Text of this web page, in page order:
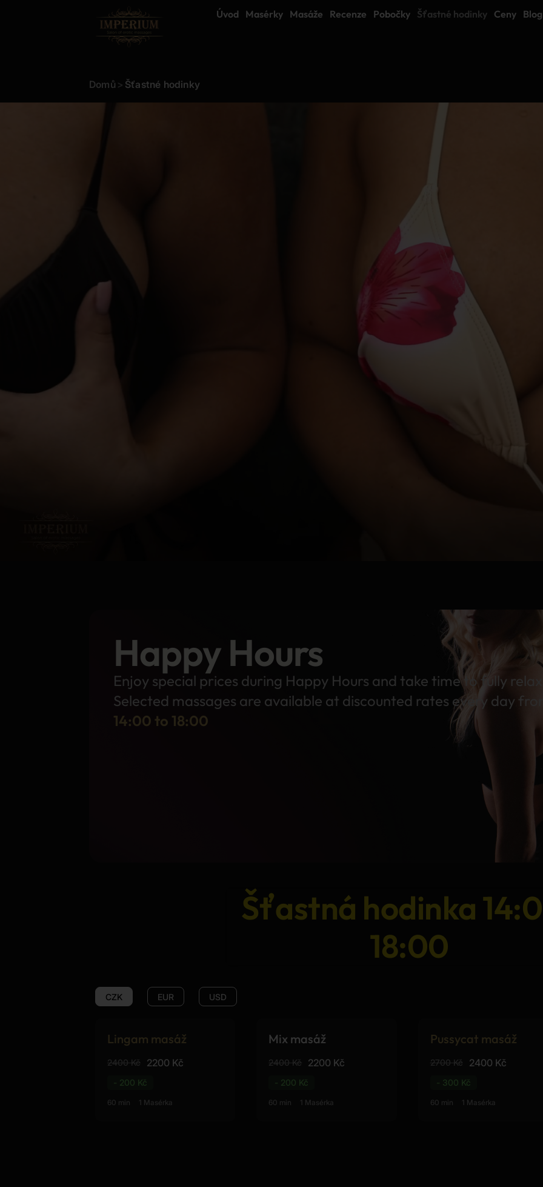
Úvod Masérky Masáže Recenze Pobočky Šťastné hodinky Ceny Blog
Domů > Šťastné hodinky
Happy Hours
Enjoy special prices during Happy Hours and take time to fully
Selected massages are available at discounted rates every day
14:00 to 18:00
Šťastná hodinka
18:00
CZK EUR USD
Lingam masáž
2400 Kč 2200 Kč
- 200 Kč
60 min 1 Masérka
Mix masáž
2400 Kč 2200 Kč
- 200 Kč
60 min 1 Masérka
Pussycat masáž
2700 Kč 2400 Kč
- 300 Kč
60 min 1 Masérka